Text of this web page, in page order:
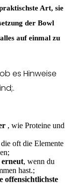
Art, sie
der Bowl
auf einmal zu
es Hinweise
, wie Proteine und
die oft die Elemente
, wenn du
hast.;
offensichtlichste